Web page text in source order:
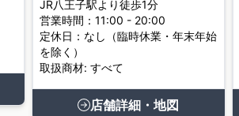
JR八王子駅より徒歩1分
営業時間：11:00 - 20:00
定休日：なし（臨時休業・年末年始
を除く）
取扱商材: すべて
店舗詳細・地図